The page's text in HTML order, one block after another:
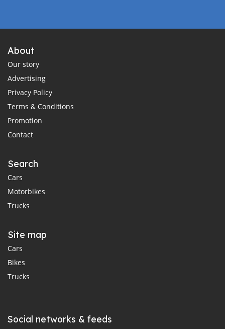
About
Our story
Advertising
Privacy Policy
Terms & Conditions
Promotion
Contact
Search
Cars
Motorbikes
Trucks
Site map
Cars
Bikes
Trucks
Social networks & feeds